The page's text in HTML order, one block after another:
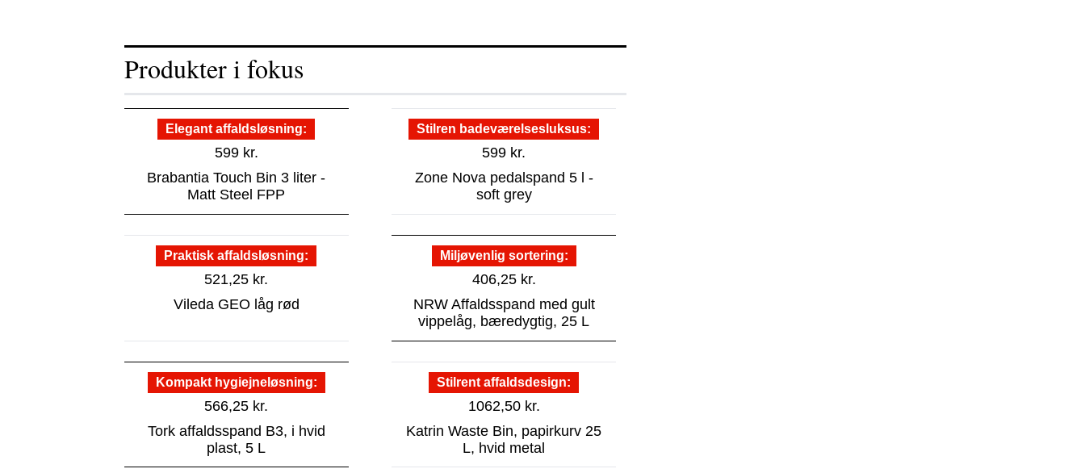
Produkter i fokus
Elegant affaldsløsning
Brabantia Touch Bin 3 liter -
Matt Steel FPP
599 kr.
Stilren badeværelsesluksus
Zone Nova pedalspand 5 l -
soft grey
599 kr.
Praktisk affaldsløsning
Vileda GEO låg rød
521,25 kr.
Miljøvenlig sortering
NRW Affaldsspand med gult
vippelåg, bæredygtig, 25 L
406,25 kr.
Kompakt hygiejneløsning
Tork affaldsspand B3, i hvid
plast, 5 L
566,25 kr.
Stilrent affaldsdesign
Katrin Waste Bin, papirkurv 25
L, hvid metal
1062,50 kr.